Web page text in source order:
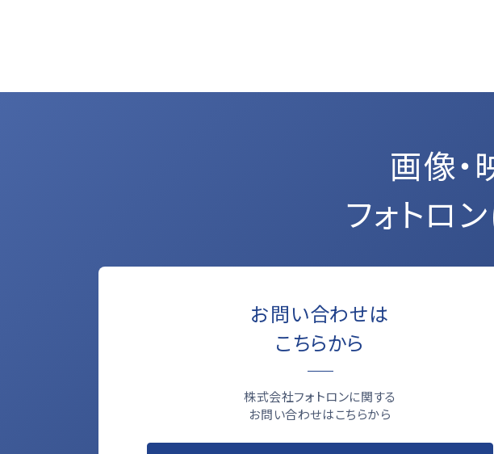
画像・
フォトロ
お問い合わせは
こちらから
株式会社フォトロンに関する
お問い合わせはこちらから